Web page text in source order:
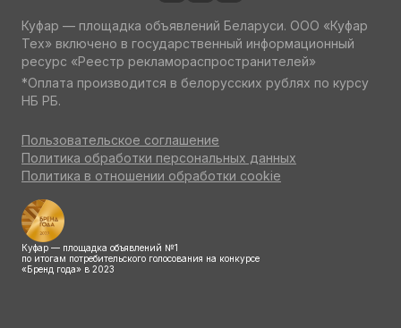
Куфар — площадка объявлений Беларуси. ООО «Куфар
Тех» включено в государственный информационный
ресурс «Реестр рекламораспространителей»
*Оплата производится в белорусских рублях по курсу
НБ РБ.
Пользовательское соглашение
Политика обработки персональных данных
Политика в отношении обработки cookie
Куфар — площадка объявлений №1
по итогам потребительского голосования на конкурсе
«Бренд года» в 2023